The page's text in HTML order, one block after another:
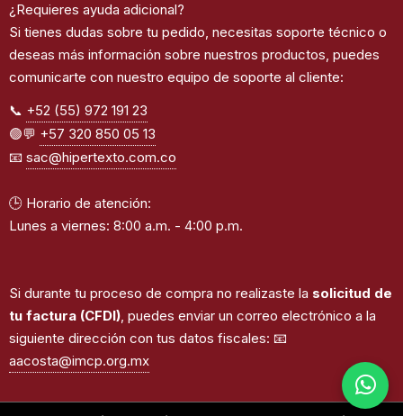
¿Requieres ayuda adicional?
Si tienes dudas sobre tu pedido, necesitas soporte técnico o
deseas más información sobre nuestros productos, puedes
comunicarte con nuestro equipo de soporte al cliente:
📞 +52 (55) 972 191 23
🟢💬 +57 320 850 05 13
📧 sac@hipertexto.com.co
🕒 Horario de atención:
Lunes a viernes: 8:00 a.m. - 4:00 p.m.
Si durante tu proceso de compra no realizaste la solicitud de
tu factura (CFDI), puedes enviar un correo electrónico a la
siguiente dirección con tus datos fiscales: 📧
aacosta@imcp.org.mx